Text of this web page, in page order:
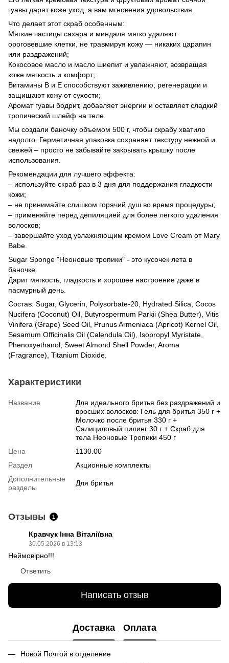
гуавы дарят коже уход, а вам мгновения удовольствия.
Что делает этот скраб особенным:
Мягкие частицы сахара и миндаля мягко удаляют
ороговевшие клетки, не травмируя кожу — никаких царапин
или раздражений;
Кокосовое масло и масло шиепит и увлажняют, возвращая
коже мягкость и комфорт;
Витамины В и Е способствуют заживлению, регенерации и
защищают кожу от сухости;
Аромат гуавы бодрит, добавляет энергии и оставляет сладкий
тропический шлейф на теле.
Мы создали баночку объемом 500 г, чтобы скрабу хватило
надолго. Герметичная упаковка сохраняет текстуру нежной и
свежей – просто не забывайте закрывать крышку после
использования.
Рекомендации для лучшего эффекта:
– используйте скраб раз в 3 дня для поддержания гладкости
кожи;
– не принимайте слишком горячий душ во время процедуры;
– применяйте перед депиляцией для более легкого удаления
волосков;
– завершайте уход увлажняющим кремом Love Cream от Mary
Babe.
Sugar Sponge "Неоновые тропики" - это кусочек лета в
баночке.
Дарит мягкость, гладкость и хорошее настроение даже в
пасмурный день.
Состав: Sugar, Glycerin, Polysorbate-20, Hydrated Silica, Cocos
Nucifera (Coconut) Oil, Butyrospermum Parkii (Shea Butter), Vitis
Vinifera (Grape) Seed Oil, Prunus Armeniaca (Apricot) Kernel Oil,
Sesamum Officinalis Oil (Calendula Oil), Isopropyl Myristate,
Phenoxyethanol, Sweet Almond Shell Powder, Aroma
(Fragrance), Titanium Dioxide.
Характеристики
Название
Для идеального бритья без раздражений и
вросших волосков: Гель для бритья 350 г +
Молочко после бритья 330 г +
Салициловый пилинг 30 г + Скраб для
тела Неоновые Тропики 450 г
Цена
1130.00
Раздел
Акционные комплекты
Дополнительные
разделы
Для бритья
Отзывы 1
Кравчук Інна Віталіївна
30.05.2026 в 13:13
Неймовірно!!!
Ответить
Написать отзыв
Доставка Оплата
Новой Почтой в отделение